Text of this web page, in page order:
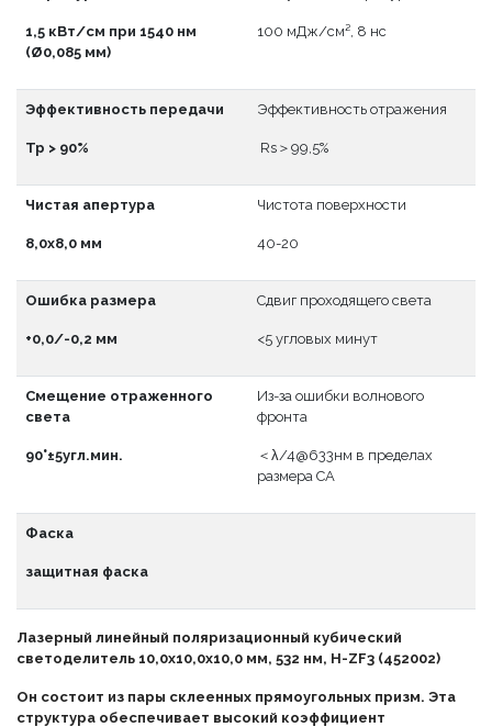
1,5 кВт/см при 1540 нм
(Ø0,085 мм)
100 мДж/см², 8 нс
Эффективность передачи
Тр > 90%
Эффективность отражения
Rs＞99,5%
Чистая апертура
8,0x8,0 мм
Чистота поверхности
40-20
Ошибка размера
+0,0/-0,2 мм
Сдвиг проходящего света
<5 угловых минут
Смещение отраженного
света
90°±5угл.мин.
Из-за ошибки волнового
фронта
＜λ/4@633нм в пределах
размера CA
Фаска
защитная фаска
Лазерный линейный поляризационный кубический
светоделитель 10,0x10,0x10,0 мм, 532 нм, H-ZF3 (452002)
Он состоит из пары склеенных прямоугольных призм. Эта
структура обеспечивает высокий коэффициент